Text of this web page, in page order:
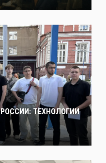
ТЕХНОЛОГИИ